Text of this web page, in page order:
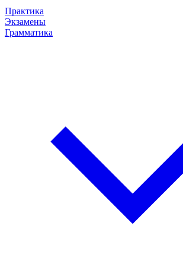
Практика
Экзамены
Грамматика